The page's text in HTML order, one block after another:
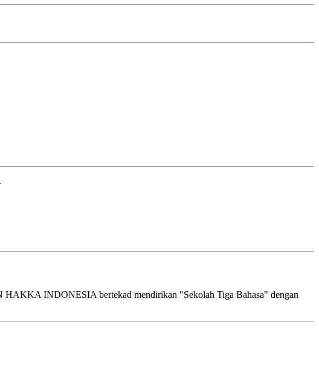
HAKKA INDONESIA bertekad mendirikan "Sekolah Tiga Bahasa" dengan